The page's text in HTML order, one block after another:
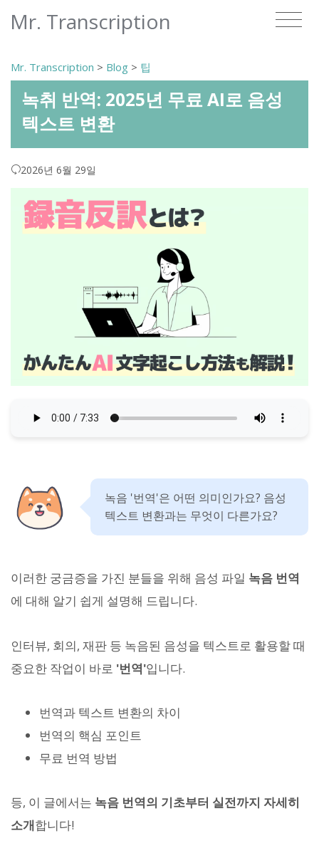
Mr. Transcription
Mr. Transcription > Blog > 팁
녹취 반역: 2025년 무료 AI로 음성
텍스트 변환
2026년 6월 29일
녹음 '번역'은 어떤 의미인가요? 음성
텍스트 변환과는 무엇이 다른가요?
이러한 궁금증을 가진 분들을 위해 음성 파일 녹음 번역
에 대해 알기 쉽게 설명해 드립니다.
인터뷰, 회의, 재판 등 녹음된 음성을 텍스트로 활용할 때
중요한 작업이 바로 '번역'입니다.
번역과 텍스트 변환의 차이
번역의 핵심 포인트
무료 번역 방법
등, 이 글에서는 녹음 번역의 기초부터 실전까지 자세히
소개합니다!